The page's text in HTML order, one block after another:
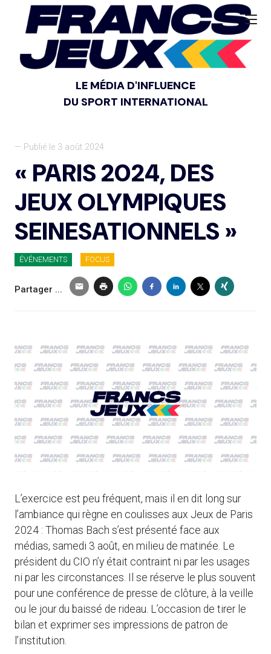
LE MÉDIA D'INFLUENCE
DU SPORT INTERNATIONAL
— Publié le 3 août 2024
« PARIS 2024, DES
JEUX OLYMPIQUES
SEINESATIONNELS »
ÉVÉNEMENTS FOCUS
Partager ...
L’exercice est peu fréquent, mais il en dit long sur
l’ambiance qui règne en coulisses aux Jeux de Paris
2024 : Thomas Bach s’est présenté face aux
médias, samedi 3 août, en milieu de matinée. Le
président du CIO n’y était contraint ni par les usages
ni par les circonstances. Il se réserve le plus souvent
pour une conférence de presse de clôture, à la veille
ou le jour du baissé de rideau. L’occasion de tirer le
bilan et exprimer ses impressions de patron de
l’institution.